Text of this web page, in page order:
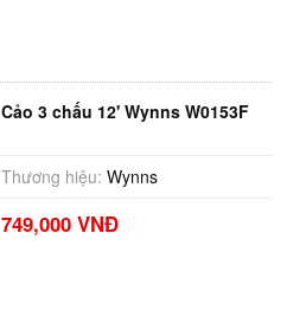
Cảo 3 chấu 12' Wynns W0153F
Thương hiệu: Wynns
749,000 VNĐ